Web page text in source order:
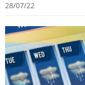
28/07/22